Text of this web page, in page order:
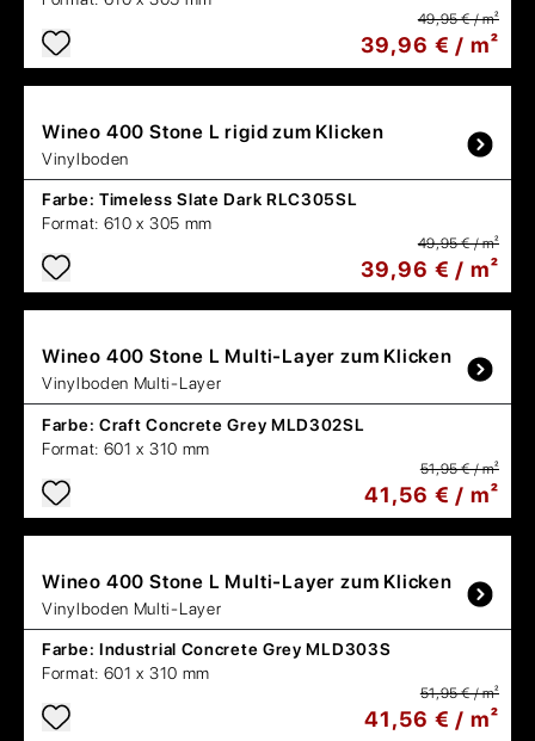
49,95 € / m²
39,96 € / m²
Wineo 400 Stone L rigid zum Klicken
Vinylboden
Farbe: Timeless Slate Dark RLC305SL
Format: 610 x 305 mm
49,95 € / m²
39,96 € / m²
Wineo 400 Stone L Multi-Layer zum Klicken
Vinylboden Multi-Layer
Farbe: Craft Concrete Grey MLD302SL
Format: 601 x 310 mm
51,95 € / m²
41,56 € / m²
Wineo 400 Stone L Multi-Layer zum Klicken
Vinylboden Multi-Layer
Farbe: Industrial Concrete Grey MLD303S
Format: 601 x 310 mm
51,95 € / m²
41,56 € / m²